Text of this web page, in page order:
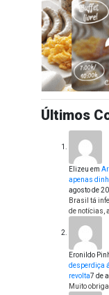
Últimos
Elizeu em
apenas
agosto de
Brasil tá
de notícias,
Eronildo
desperdiça
revolta7 de
Muito